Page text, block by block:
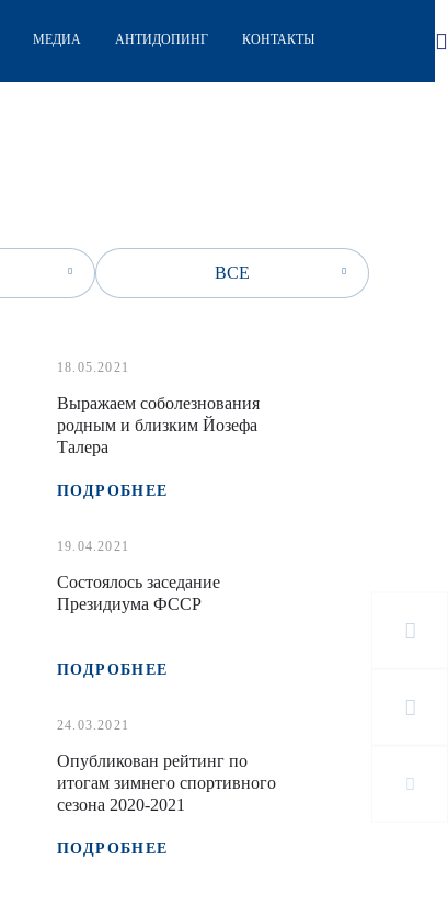
МЕДИА АНТИДОПИНГ КОНТАКТЫ
ВСЕ
18.05.2021
Выражаем соболезнования
родным и близким Йозефа
Талера
ПОДРОБНЕЕ
19.04.2021
Состоялось заседание
Президиума ФССР
ПОДРОБНЕЕ
24.03.2021
Опубликован рейтинг по
итогам зимнего спортивного
сезона 2020-2021
ПОДРОБНЕЕ